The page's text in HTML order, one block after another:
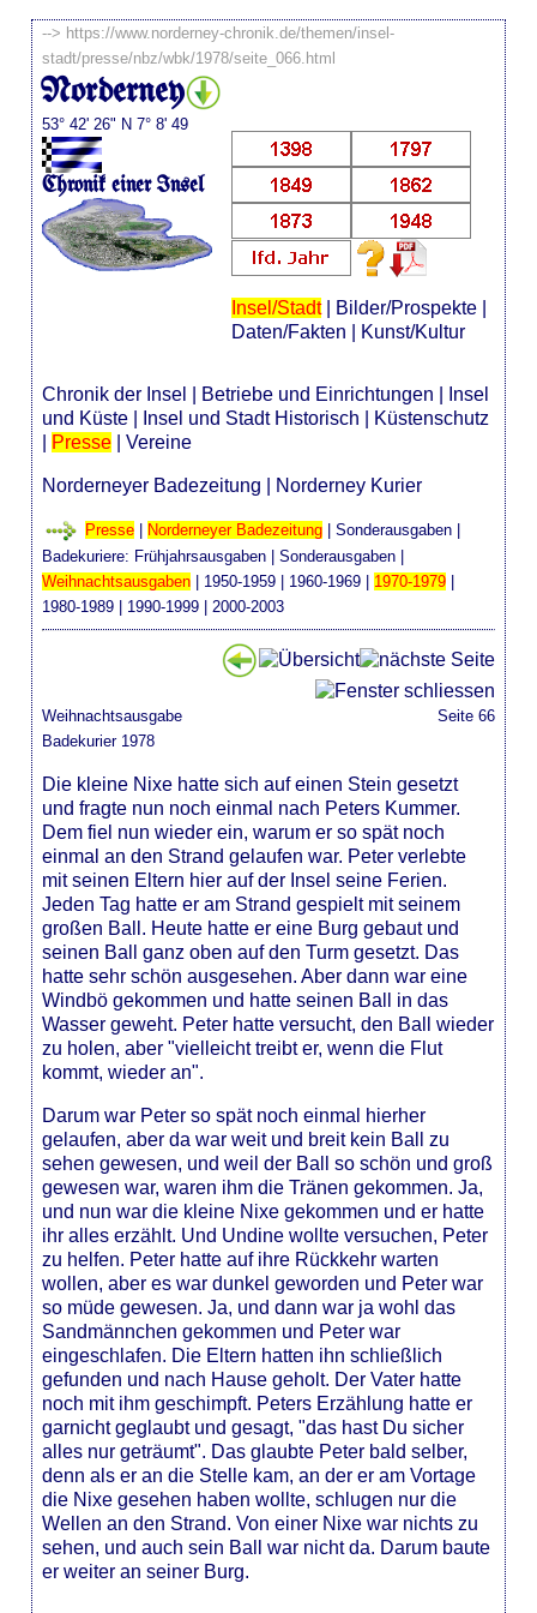
--> https://www.norderney-chronik.de/themen/insel-
stadt/presse/nbz/wbk/1978/seite_066.html
Norderney
53° 42' 26" N 7° 8' 49
Chronik einer Insel
Insel/Stadt| Bilder/Prospekte|
Daten/Fakten
Kunst/Kultur
Chronik der Insel Betriebe und Einrichtungen
Insel
und Küste
Insel und Stadt Historisch
Küstenschutz
Presse |Vereine
Norderneyer Badezeitung Norderney Kurier
Presse Norderneyer Badezeitung |Sonderausgaben
Badekuriere: Frühjahrsausgaben |Sonderausgaben |
Weihnachtsausgaben | 1950-1959 | 1960-1969 | 1970-1979 |
1980-1989 | 1990-1999 | 2000-2003
Weihnachtsausgabe
Badekurier 1978
Seite 66
Die kleine Nixe hatte sich auf einen Stein gesetzt
und fragte nun noch einmal nach Peters Kummer.
Dem fiel nun wieder ein, warum er so spät noch
einmal an den Strand gelaufen war. Peter verlebte
mit seinen Eltern hier auf der Insel seine Ferien.
Jeden Tag hatte er am Strand gespielt mit seinem
großen Ball. Heute hatte er eine Burg gebaut und
seinen Ball ganz oben auf den Turm gesetzt. Das
hatte sehr schön ausgesehen. Aber dann war eine
Windbö gekommen und hatte seinen Ball in das
Wasser geweht. Peter hatte versucht, den Ball wieder
zu holen, aber "vielleicht treibt er, wenn die Flut
kommt, wieder an".
Darum war Peter so spät noch einmal hierher
gelaufen, aber da war weit und breit kein Ball zu
sehen gewesen, und weil der Ball so schön und groß
gewesen war, waren ihm die Tränen gekommen. Ja,
und nun war die kleine Nixe gekommen und er hatte
ihr alles erzählt. Und Undine wollte versuchen, Peter
zu helfen. Peter hatte auf ihre Rückkehr warten
wollen, aber es war dunkel geworden und Peter war
so müde gewesen. Ja, und dann war ja wohl das
Sandmännchen gekommen und Peter war
eingeschlafen. Die Eltern hatten ihn schließlich
gefunden und nach Hause geholt. Der Vater hatte
noch mit ihm geschimpft. Peters Erzählung hatte er
garnicht geglaubt und gesagt, "das hast Du sicher
alles nur geträumt". Das glaubte Peter bald selber,
denn als er an die Stelle kam, an der er am Vortage
die Nixe gesehen haben wollte, schlugen nur die
Wellen an den Strand. Von einer Nixe war nichts zu
sehen, und auch sein Ball war nicht da. Darum baute
er weiter an seiner Burg.